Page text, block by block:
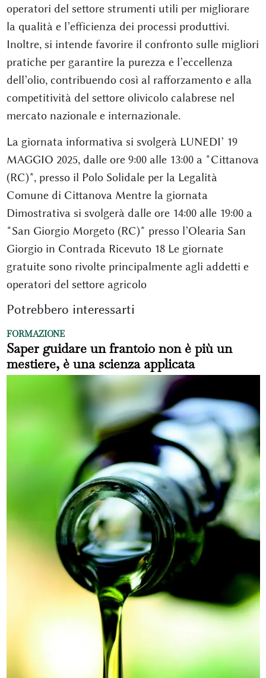
operatori del settore strumenti utili per migliorare
la qualità e l’efficienza dei processi produttivi.
Inoltre, si intende favorire il confronto sulle migliori
pratiche per garantire la purezza e l’eccellenza
dell’olio, contribuendo così al rafforzamento e alla
competitività del settore olivicolo calabrese nel
mercato nazionale e internazionale.
La giornata informativa si svolgerà LUNEDI’ 19
MAGGIO 2025, dalle ore 9:00 alle 13:00 a *Cittanova
(RC)*, presso il Polo Solidale per la Legalità
Comune di Cittanova Mentre la giornata
Dimostrativa si svolgerà dalle ore 14:00 alle 19:00 a
*San Giorgio Morgeto (RC)* presso l’Olearia San
Giorgio in Contrada Ricevuto 18 Le giornate
gratuite sono rivolte principalmente agli addetti e
operatori del settore agricolo
Potrebbero interessarti
FORMAZIONE
Saper guidare un frantoio non è più un
mestiere, è una scienza applicata